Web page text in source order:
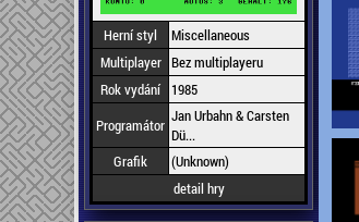
Herní styl
Miscellaneous
Multiplayer Bez multiplayeru
Rok vydání
1985
Programátor Jan Urbahn & Carsten
Dü...
Grafik
(Unknown)
detail hry